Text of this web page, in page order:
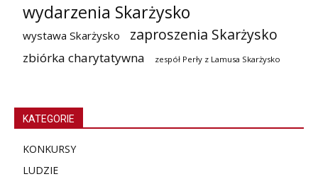
wydarzenia Skarżysko
wystawa Skarżysko zaproszenia Skarżysko
zbiórka charytatywna zespół Perły z Lamusa Skarżysko
KATEGORIE
KONKURSY
LUDZIE